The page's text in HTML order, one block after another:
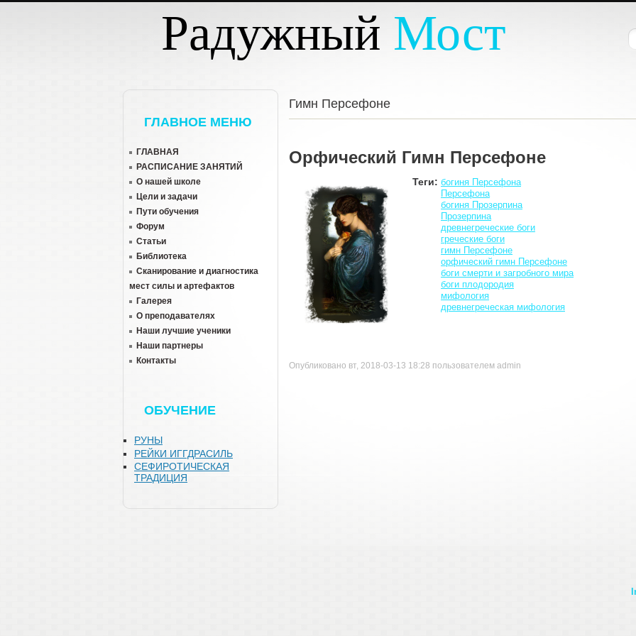
Перейти к основному содержаниюРадужный Мост
ГЛАВНОЕ МЕНЮ
ГЛАВНАЯ
РАСПИСАНИЕ ЗАНЯТИЙ
О нашей школе
Цели и задачи
Пути обучения
Форум
Статьи
Библиотека
Сканирование и диагностика
мест силы и артефактов
Галерея
О преподавателях
Наши лучшие ученики
Наши партнеры
Контакты
ОБУЧЕНИЕ
РУНЫ
РЕЙКИ ИГГДРАСИЛЬ
СЕФИРОТИЧЕСКАЯ
ТРАДИЦИЯ
Гимн Персефоне
Орфический Гимн Персефоне
Теги: богиня Персефона
Персефона
богиня Прозерпина
Прозерпина
древнегреческие боги
греческие боги
гимн Персефоне
орфический гимн Персефоне
боги смерти и загробного мира
боги плодородия
мифология
древнегреческая мифология
Опубликовано вт, 2018-03-13 18:28 пользователем admin